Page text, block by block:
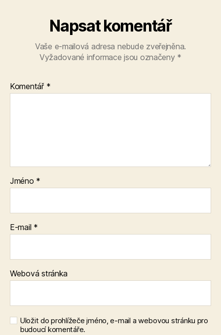
Napsat komentář
Vaše e-mailová adresa nebude zveřejněna.
Vyžadované informace jsou označeny *
Komentář *
Jméno *
E-mail *
Webová stránka
Uložit do prohlížeče jméno, e-mail a webovou stránku pro
budoucí komentáře.